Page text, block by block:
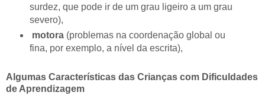
surdez, que pode ir de um grau ligeiro a um grau
severo),
motora(problemas na coordenação global ou
fina, por exemplo, a nível da escrita),
Algumas Características das Crianças com Dificuldades
de Aprendizagem